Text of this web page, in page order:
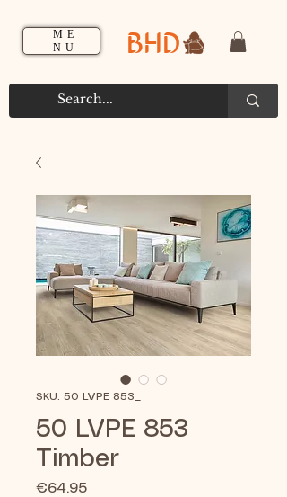
ME
NU
BHD
SKU: 50 LVPE 853_
50 LVPE 853
Timber
€64.95Price